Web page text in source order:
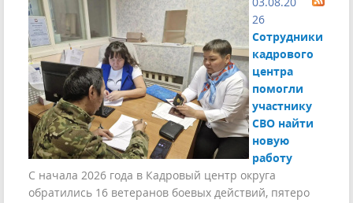
26
Сотрудники
кадрового
центра
помогли
участнику
СВО найти
новую
работу
С начала 2026 года в Кадровый центр округа
обратились 16 ветеранов боевых действий, пятеро